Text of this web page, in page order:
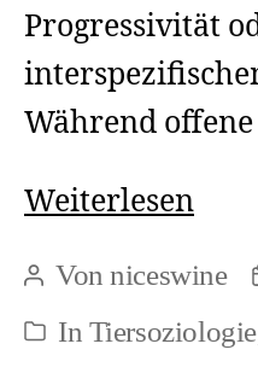
Progressivität
Während
WeiterlesenKunst
Beitragsautor
Vonniceswine
Kategorien
In Tiersoziologie